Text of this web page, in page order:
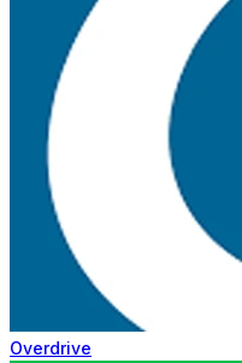
Overdrive